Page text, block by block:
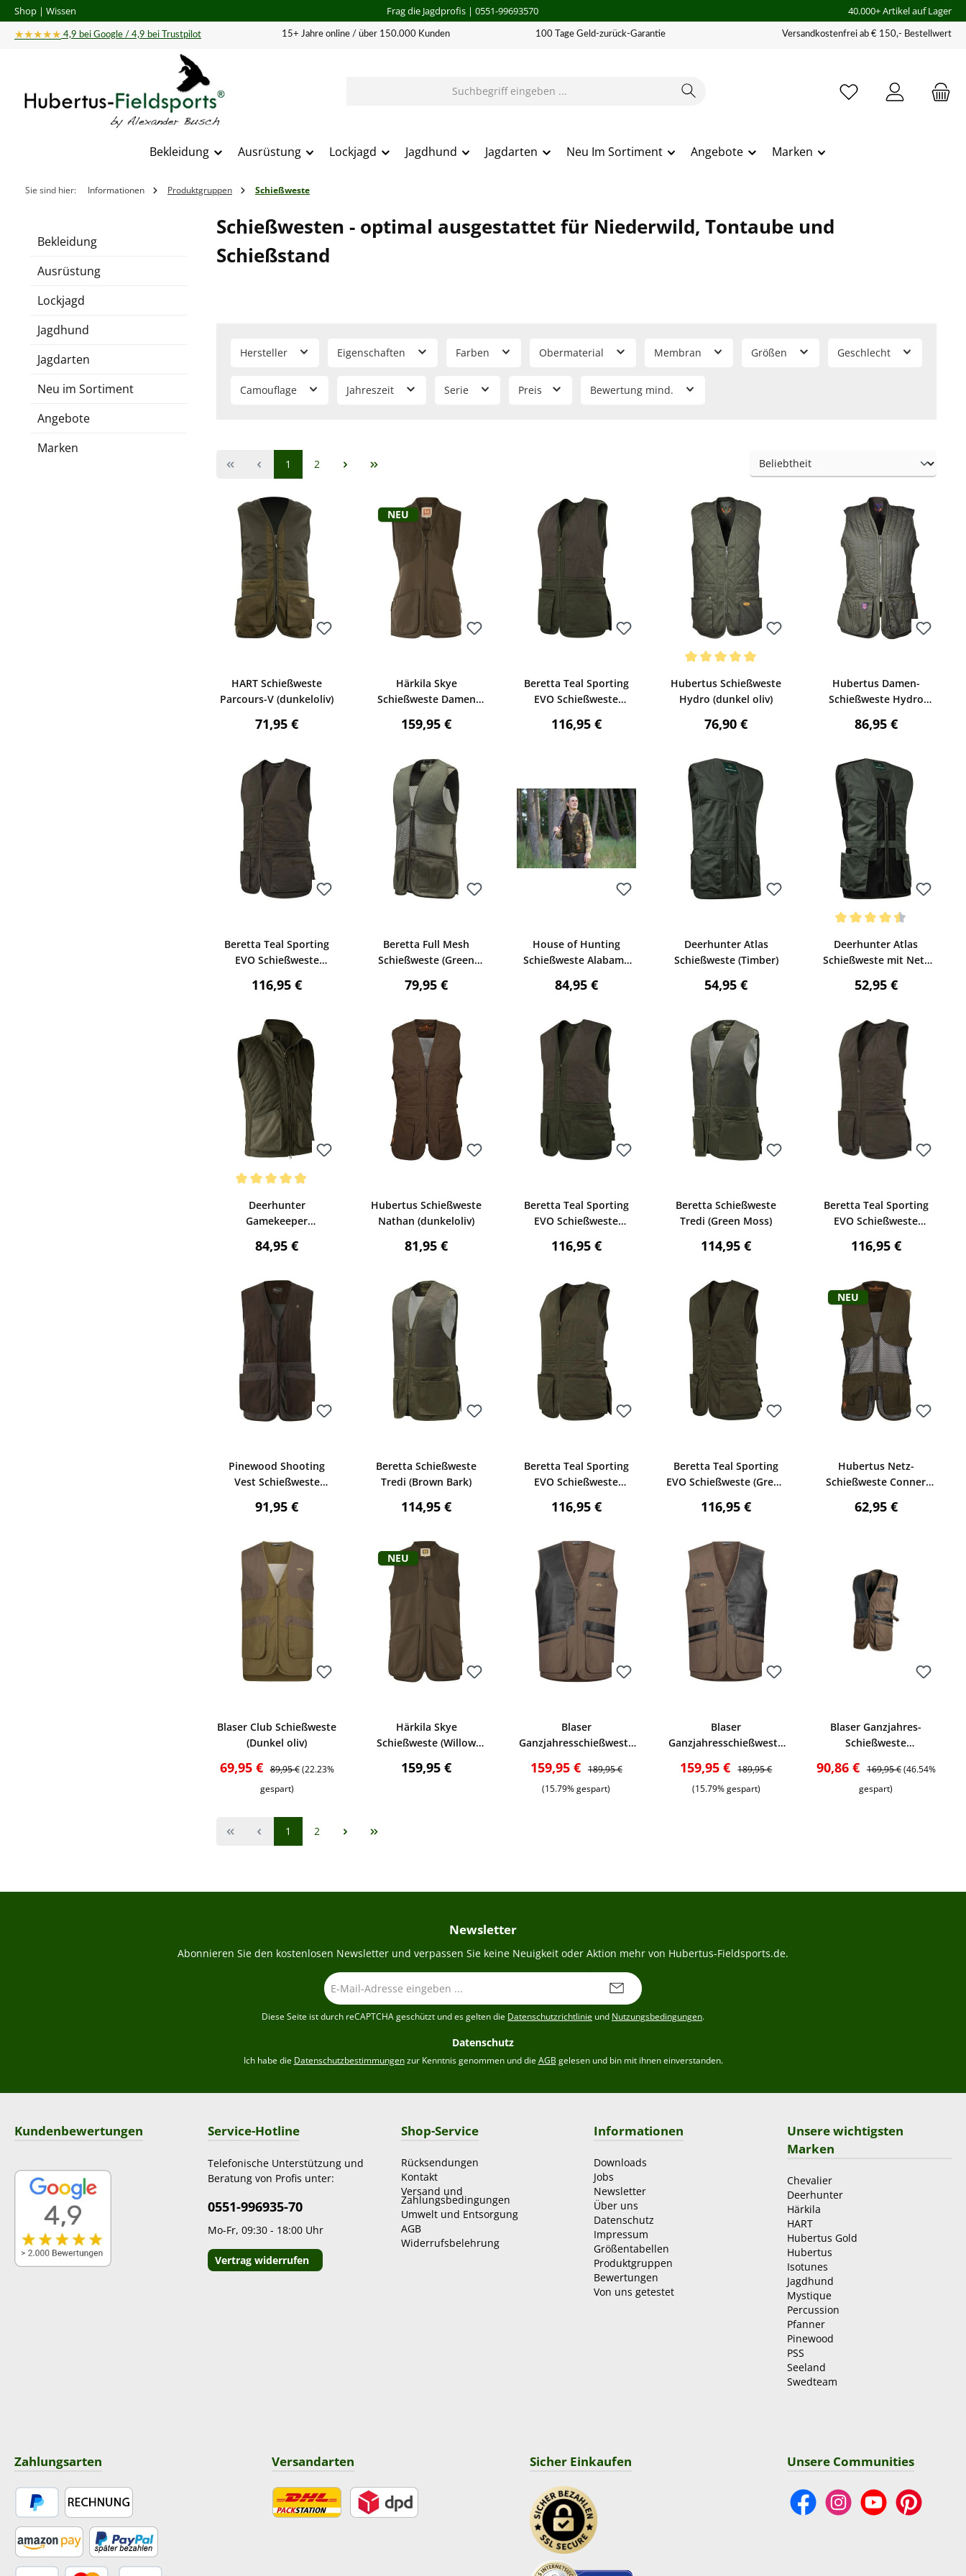
Hauptinhalt springen
Zur Suche springen
Zur Hauptnavigation springen
Shop | Wissen Frag die Jagdprofis| 0551-99693570 40.000+ Artikel auf Lager
★★★★★ 4,9 bei Google / 4,9 bei Trustpilot 15+ Jahre online / über 150.000 Kunden 100 Tage Geld-zurück-Garantie Versandkostenfrei ab € 150,- Bestellwert
Bekleidung Ausrüstung Lockjagd Jagdhund Jagdarten Neu Im Sortiment Angebote Marken
Sie sind hier: Informationen Produktgruppen Schießweste
Bekleidung
Ausrüstung
Lockjagd
Jagdhund
Jagdarten
Neu im Sortiment
Angebote
Marken
Schießwesten - optimal ausgestattet für Niederwild, Tontaube und
Schießstand
Hersteller Eigenschaften Farben Obermaterial Membran Größen Geschlecht
Camouflage Jahreszeit Serie Preis Bewertung mind.
Seite
1 Seite
2
HART Schießweste
Parcours-V (dunkeloliv)
Regulärer Preis:
71,95 €
Neu
Härkila Skye
Schießweste Damen
brown)
Regulärer Preis:
159,95 €
Beretta Teal Sporting
EVO Schießweste
Regulärer Preis:
116,95 €
Bewerten
Hubertus Schießweste
Hydro (dunkel oliv)
Regulärer Preis:
76,90 €
Hubertus Damen-
Schießweste Hydro
Regulärer Preis:
86,95 €
Beretta Teal Sporting
EVO Schießweste
Regulärer Preis:
116,95 €
Beretta Full Mesh
Schießweste (Green
Regulärer Preis:
79,95 €
House of Hunting
Schießweste Alabama
Regulärer Preis:
84,95 €
Deerhunter Atlas
Schießweste (Timber)
Regulärer Preis:
54,95 €
Bewerten
Deerhunter Atlas
Schießweste mit Netz
Regulärer Preis:
52,95 €
Bewerten
Deerhunter
Gamekeeper
Green Melange )
Regulärer Preis:
84,95 €
Hubertus Schießweste
Nathan (dunkeloliv)
Regulärer Preis:
81,95 €
Beretta Teal Sporting
EVO Schießweste
Regulärer Preis:
116,95 €
Beretta Schießweste
Tredi (Green Moss)
Regulärer Preis:
114,95 €
Beretta Teal Sporting
EVO Schießweste
Regulärer Preis:
116,95 €
Pinewood Shooting
Vest Schießweste
Regulärer Preis:
91,95 €
Beretta Schießweste
Tredi (Brown Bark)
Regulärer Preis:
114,95 €
Beretta Teal Sporting
EVO Schießweste
Regulärer Preis:
116,95 €
Beretta Teal Sporting
EVO Schießweste (Green
Regulärer Preis:
116,95 €
Neu
Hubertus Netz-
Schießweste Conner
Regulärer Preis:
62,95 €
Blaser Club Schießweste
(Dunkel oliv)
Verkaufspreis:
69,95 € Regulärer Preis:
89,95 € (22.23%
gespart)
Neu
Härkila Skye
Schießweste (Willow
Regulärer Preis:
159,95 €
Blaser
Ganzjahresschießweste
Verkaufspreis:
159,95 € Regulärer Preis:
189,95 €
(15.79% gespart)
Blaser
Ganzjahresschießweste
Verkaufspreis:
159,95 € Regulärer Preis:
189,95 €
(15.79% gespart)
Blaser Ganzjahres-
Schießweste
Verkaufspreis:
90,86 € Regulärer Preis:
169,95 €(46.54%
gespart)
Seite
1 Seite
2
Newsletter
Abonnieren Sie den kostenlosen Newsletter und verpassen Sie keine Neuigkeit oder Aktion mehr von Hubertus-Fieldsports.de.
E-
Mail-
Adresse
Diese Seite ist durch reCAPTCHA geschützt und es gelten die Datenschutzrichtlinie und Nutzungsbedingungen.
Datenschutz
Ich habe die Datenschutzbestimmungenzur Kenntnis genommen und dieAGB gelesen und bin mit ihnen einverstanden.
Service-Hotline
Telefonische Unterstützung und
Beratung von Profis unter:
0551-996935-70
Mo-Fr, 09:30 - 18:00 Uhr
Vertrag widerrufen
Shop-Service
Rücksendungen
Kontakt
Versand und
Zahlungsbedingungen
Umwelt und Entsorgung
AGB
Widerrufsbelehrung
Informationen
Downloads
Jobs
Newsletter
Über uns
Datenschutz
Impressum
Größentabellen
Produktgruppen
Bewertungen
Von uns getestet
Unsere wichtigsten
Marken
Chevalier
Deerhunter
Härkila
HART
Hubertus Gold
Hubertus
Isotunes
Jagdhund
Mystique
Percussion
Pfanner
Pinewood
PSS
Seeland
Swedteam
Sicher Einkaufen
Kundenbewertungen
Unsere Communities
FacebookInstagramYouTubePinterest
Zahlungsarten
PayPal Rechnung
Amazon Pay Später Bezahlen
Versandarten